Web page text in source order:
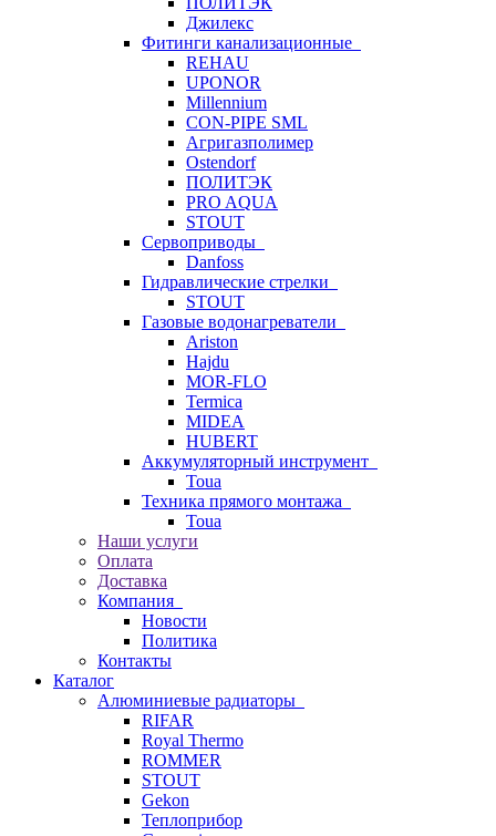
Джилекс
Фитинги канализационные
REHAU
UPONOR
Millennium
CON-PIPE SML
Агригазполимер
Ostendorf
ПОЛИТЭК
PRO AQUA
STOUT
Сервоприводы
Danfoss
Гидравлические стрелки
STOUT
Газовые водонагреватели
Ariston
Hajdu
MOR-FLO
Termica
MIDEA
HUBERT
Аккумуляторный инструмент
Toua
Техника прямого монтажа
Toua
Наши услуги
Оплата
Доставка
Компания
Новости
Политика
Контакты
Каталог
Алюминиевые радиаторы
RIFAR
Royal Thermo
ROMMER
STOUT
Gekon
Теплоприбор